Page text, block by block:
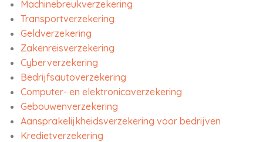
Machinebreukverzekering
Transportverzekering
Geldverzekering
Zakenreisverzekering
Cyberverzekering
Bedrijfsautoverzekering
Computer- en elektronicaverzekering
Gebouwenverzekering
Aansprakelijkheidsverzekering voor bedrijven
Kredietverzekering